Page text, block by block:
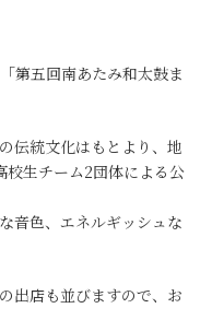
第五回南あたみ和太鼓ま
伝統文化はもとより、地
生チーム2団体による公
音色、エネルギッシュな
出店も並びますので、お